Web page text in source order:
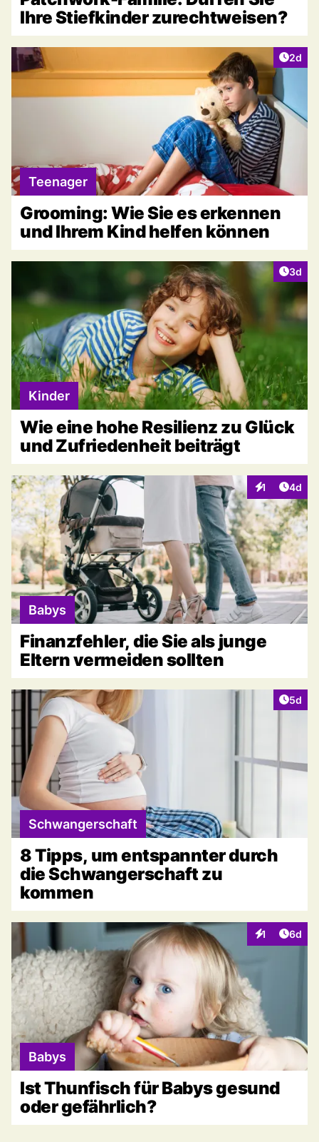
Ihre Stiefkinder zurechtweisen?
2d
Teenager
Grooming: Wie Sie es erkennen
und Ihrem Kind helfen können
3d
Kinder
Wie eine hohe Resilienz zu Glück
und Zufriedenheit beiträgt
1
Interaktionen
4d
Babys
Finanzfehler, die Sie als junge
Eltern vermeiden sollten
5d
Schwangerschaft
8 Tipps, um entspannter durch
die Schwangerschaft zu
kommen
1
Interaktionen
6d
Babys
Ist Thunfisch für Babys gesund
oder gefährlich?